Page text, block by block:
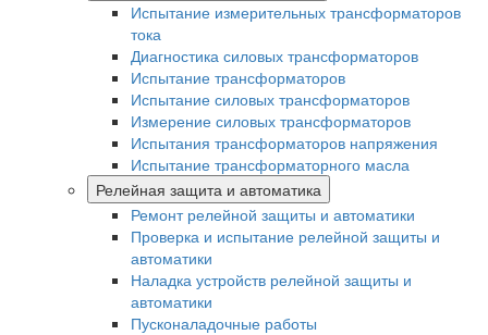
Испытание измерительных трансформаторов
тока
Диагностика силовых трансформаторов
Испытание трансформаторов
Испытание силовых трансформаторов
Измерение силовых трансформаторов
Испытания трансформаторов напряжения
Испытание трансформаторного масла
Релейная защита и автоматика
Ремонт релейной защиты и автоматики
Проверка и испытание релейной защиты и
автоматики
Наладка устройств релейной защиты и
автоматики
Пусконаладочные работы